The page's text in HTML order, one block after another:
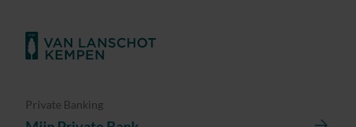
Private Banking